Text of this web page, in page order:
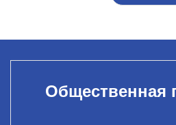
Общественная